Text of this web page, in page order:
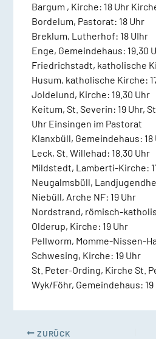
Bargum , Kirche: 18 Uhr
Bordelum, Pastorat: 18 Uhr
Breklum, Lutherhof: 18 UIhr
Enge, Gemeindehaus: 19.30
Friedrichstadt, katholische
Husum, katholische Kirche:
Joldelund, Kirche: 19.30 Uhr
Keitum, St. Severin: 19 Uhr,
Uhr Einsingen im Pastorat
Klanxbüll, Gemeindehaus: 18
Leck, St. Willehad: 18.30 Uhr
Mildstedt, Lamberti-Kirche:
Neugalmsbüll,
Niebüll, Arche NF: 19 Uhr
Nordstrand, römisch-
Olderup, Kirche: 19 Uhr
Pellworm, Momme-Nissen-
Schwesing, Kirche: 19 Uhr
St. Peter-Ording, Kirche St.
Wyk/Föhr, Gemeindehaus: 19
ZURÜCK